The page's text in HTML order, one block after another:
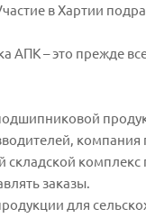
в Хартии
– это прежде
компания
заказы.
для